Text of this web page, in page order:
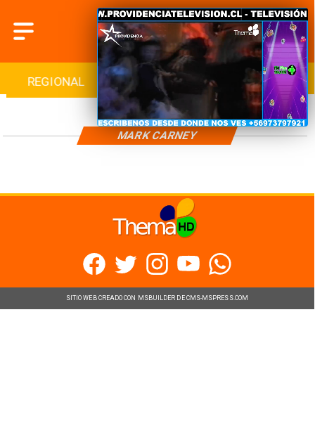
REGIONAL INTERNACIONAL DEPORTES
MARK CARNEY
SITIO WEB CREADO CON MSBUILDER DE CMS-MSPRESS.COM